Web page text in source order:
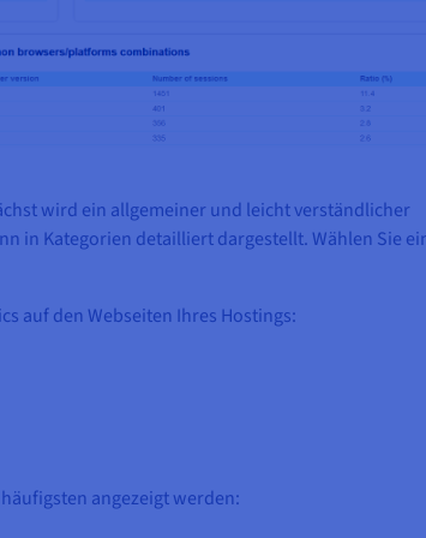
wird ein allgemeiner und leicht verständlicher
in Kategorien detailliert dargestellt. Wählen Sie
auf den Webseiten Ihres Hostings:
angezeigt werden: